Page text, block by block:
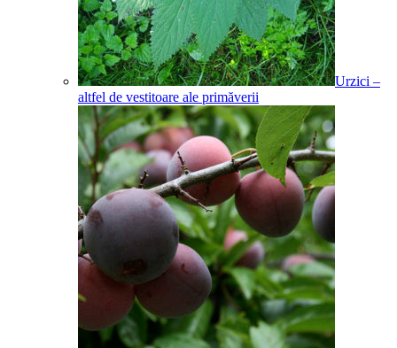
Urzici –
altfel de vestitoare ale primăverii